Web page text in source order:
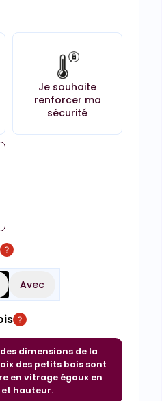
Je souhaite
renforcer ma
sécurité
Avec
dimensions de la
des petits bois sont
en vitrage égaux en
hauteur.